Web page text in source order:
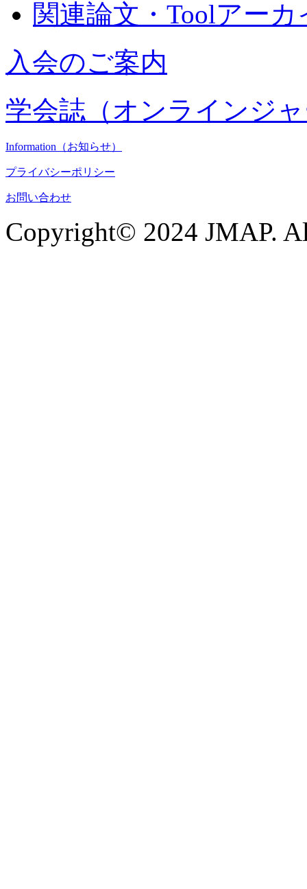
関連論文・Toolアーカ
入会のご案内
学会誌（オンラインジ
Information（お知らせ）
プライバシーポリシー
お問い合わせ
Copyright© 2024 JMAP.